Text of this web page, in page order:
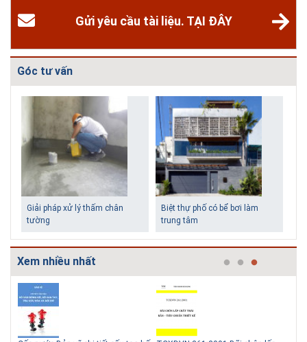
Gửi yêu cầu tài liệu. TẠI ĐÂY
Góc tư vấn
Biệt thự phố có bể bơi làm
Những ngôi
Xem nhiều nhất